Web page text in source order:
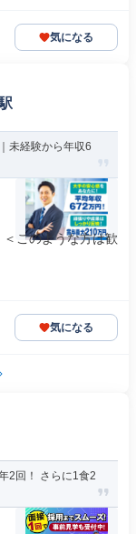
気になる
未経験から年収6
このような方は歓
気になる
2回！ さらに1食2